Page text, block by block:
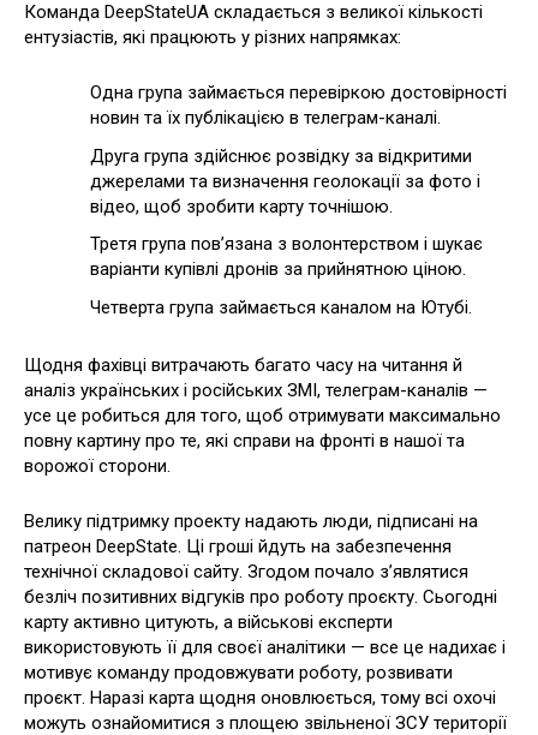
Команда DeepStateUA складається з великої кількості
ентузіастів, які працюють у різних напрямках:
Одна група займається перевіркою достовірності
новин та їх публікацією в телеграм-каналі.
Друга група здійснює розвідку за відкритими
джерелами та визначення геолокації за фото і
відео, щоб зробити карту точнішою.
Третя група пов’язана з волонтерством і шукає
варіанти купівлі дронів за прийнятною ціною.
Четверта група займається каналом на Ютубі.
Щодня фахівці витрачають багато часу на читання й
аналіз українських і російських ЗМІ, телеграм-каналів —
усе це робиться для того, щоб отримувати максимально
повну картину про те, які справи на фронті в нашої та
ворожої сторони.
Велику підтримку проекту надають люди, підписані на
патреон DeepState. Ці гроші йдуть на забезпечення
технічної складової сайту. Згодом почало з’являтися
безліч позитивних відгуків про роботу проєкту. Сьогодні
карту активно цитують, а військові експерти
використовують її для своєї аналітики — все це надихає і
мотивує команду продовжувати роботу, розвивати
проєкт. Наразі карта щодня оновлюється, тому всі охочі
можуть ознайомитися з площею звільненої ЗСУ території